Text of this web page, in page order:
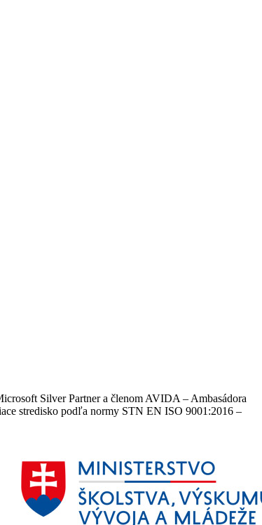
Silver Partner a členom AVIDA – Ambasádora
stredisko podľa normy STN EN ISO 9001:2016 –